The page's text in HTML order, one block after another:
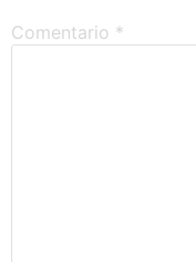
Comentario *